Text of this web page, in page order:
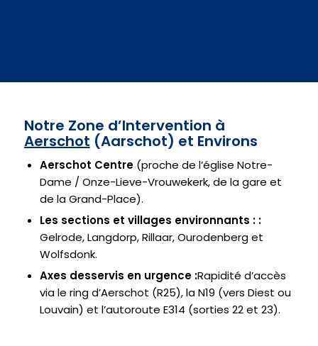
Notre Zone d’Intervention à
Aerschot (Aarschot) et Environs
Aerschot Centre(proche de l’église Notre-
Dame / Onze-Lieve-Vrouwekerk, de la gare et
de la Grand-Place).
Les sections et villages environnants : :
Gelrode, Langdorp, Rillaar, Ourodenberg et
Wolfsdonk.
Axes desservis en urgence :Rapidité d’accès
via le ring d’Aerschot (R25), la N19 (vers Diest ou
Louvain) et l’autoroute E314 (sorties 22 et 23).